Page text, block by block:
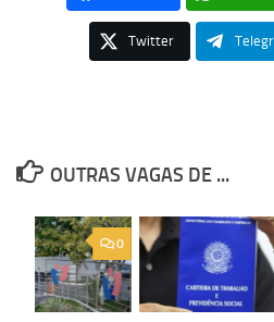
Twitter
OUTRAS VAGAS DE ...
0